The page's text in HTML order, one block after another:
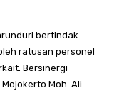
bertindak
ratusan personel
Bersinergi
Moh. Ali